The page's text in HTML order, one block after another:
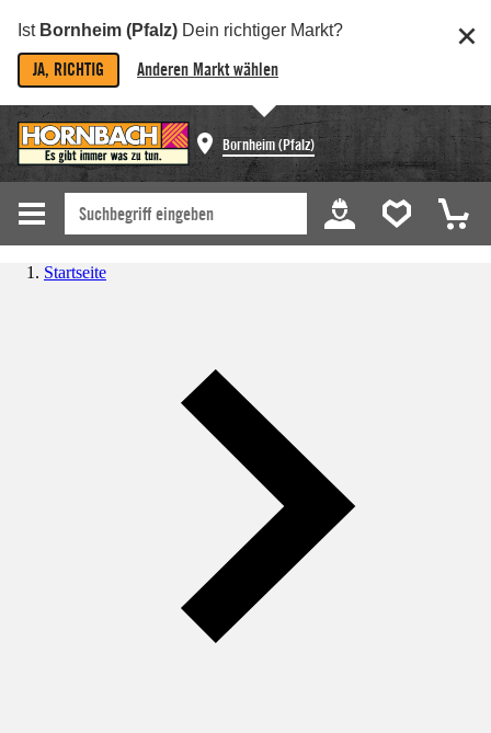
Ist Bornheim (Pfalz) Dein richtiger Markt?
JA, RICHTIG Anderen Markt wählen
Bornheim (Pfalz)
Startseite